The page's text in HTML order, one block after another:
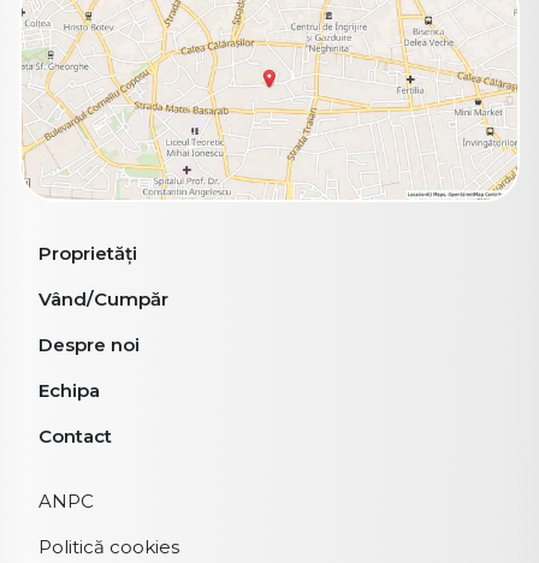
Proprietăți
Vând/Cumpăr
Despre noi
Echipa
Contact
ANPC
Politică cookies